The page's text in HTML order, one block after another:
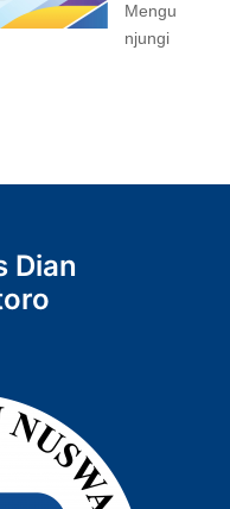
Mengu
njungi
Dian